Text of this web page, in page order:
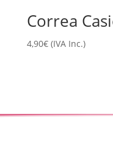
Correa
4,90€ (IVA Inc.)